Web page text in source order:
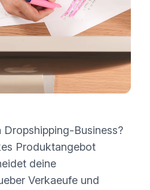
Business?
Produktangebot
deine
Verkaeufe und